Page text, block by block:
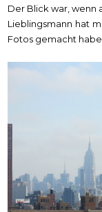
Der Blick war, wenn
Lieblingsmann hat
Fotos gemacht habe.